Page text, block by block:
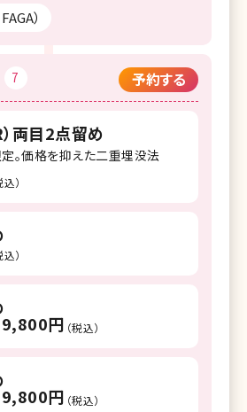
）
7 予約する
両目2点留め
。価格を抑えた二重埋没法
込）
込）
円 （税込）
円 （税込）